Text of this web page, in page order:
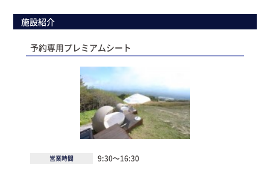
施設紹介
予約専用プレミアムシート
営業時間 9:30～16:30